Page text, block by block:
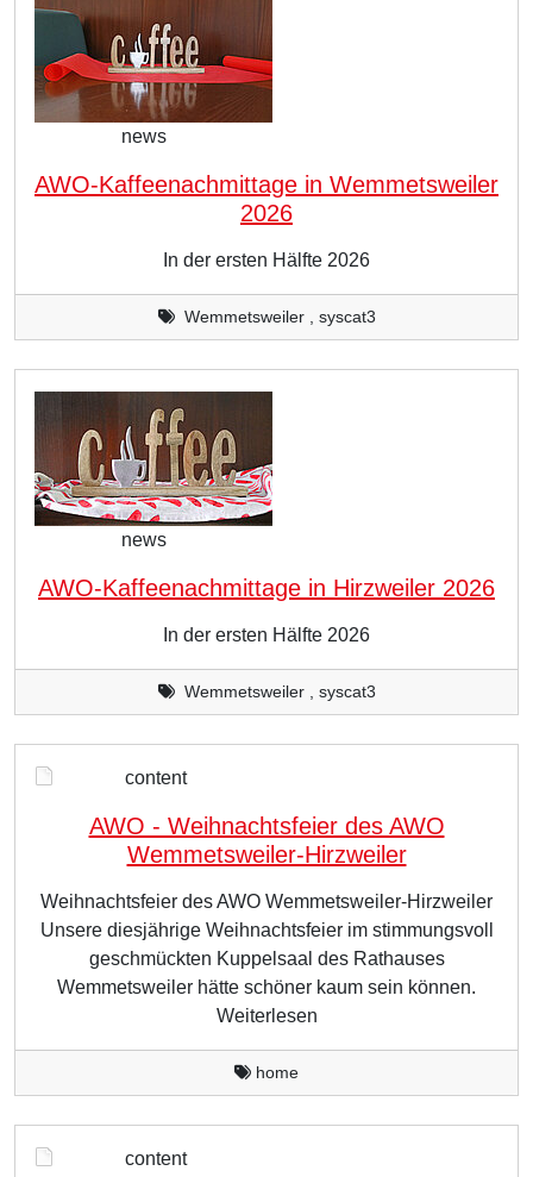
news
AWO-Kaffeenachmittage in Wemmetsweiler
2026
In der ersten Hälfte 2026
Wemmetsweiler , syscat3
news
AWO-Kaffeenachmittage in Hirzweiler 2026
In der ersten Hälfte 2026
Wemmetsweiler , syscat3
content
AWO - Weihnachtsfeier des AWO
Wemmetsweiler-Hirzweiler
Weihnachtsfeier des AWO Wemmetsweiler-Hirzweiler
Unsere diesjährige Weihnachtsfeier im stimmungsvoll
geschmückten Kuppelsaal des Rathauses
Wemmetsweiler hätte schöner kaum sein können.
Weiterlesen
home
content